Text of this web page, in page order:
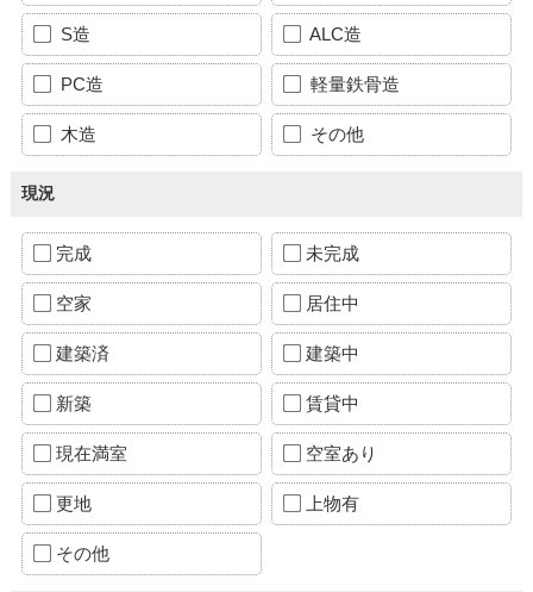
S造 ALC造
PC造 軽量鉄骨造
木造 その他
現況
完成 未完成
空家 居住中
建築済 建築中
新築 賃貸中
現在満室 空室あり
更地 上物有
その他